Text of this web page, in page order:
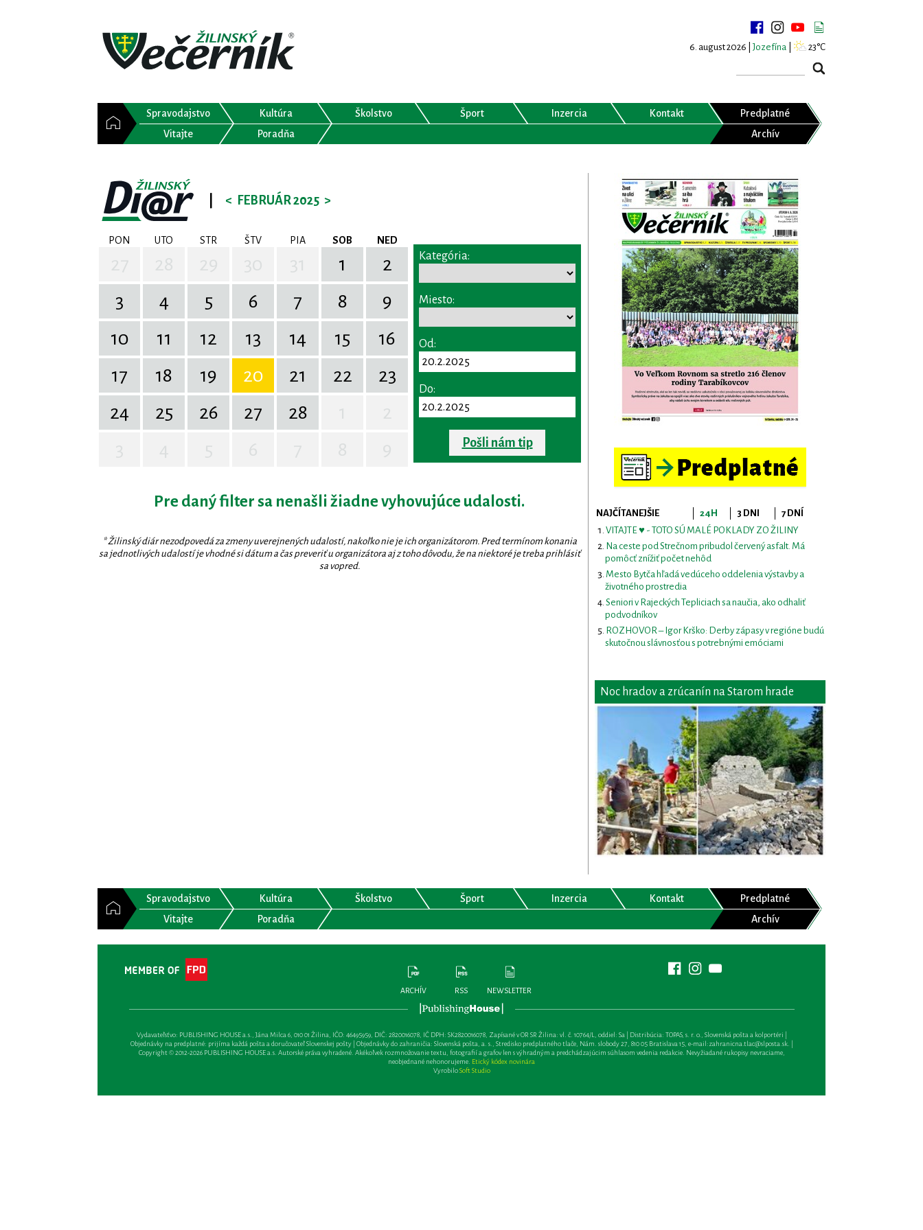
6. august 2026 | Jozefína 23°C
Spravodajstvo Kultúra Školstvo Šport Inzercia Kontakt
Predplatné
Vitajte
Poradňa Archív
< FEBRUÁR 2025 >
PON UTO STR ŠTV PIA SOB NED
1
2
3
4 5 6 7 8
9
10
11 12 13 14 15
16
17
18 19 20 21 22
23
24
25 26 27 28
Kategória:
Miesto:
Od:
Do:
Pošli nám tip
Pre daný filter sa nenašli žiadne vyhovujúce udalosti.
* Žilinský diár nezodpovedá za zmeny uverejnených udalostí, nakoľko nie je ich organizátorom. Pred termínom konania
sa jednotlivých udalostí je vhodné si dátum a čas preveriť u organizátora aj z toho dôvodu, že na niektoré je treba prihlásiť
sa vopred.
NAJČÍTANEJŠIE 24H 3 DNI
7 DNÍ
VITAJTE ♥ - TOTO SÚ MALÉ POKLADY ZO ŽILINY
Na ceste pod Strečnom pribudol červený asfalt. Má
pomôcť znížiť počet nehôd
Mesto Bytča hľadá vedúceho oddelenia výstavby a
životného prostredia
Seniori v Rajeckých Tepliciach sa naučia, ako odhaliť
podvodníkov
ROZHOVOR – Igor Krško: Derby zápasy v regióne budú
skutočnou slávnosťou s potrebnými emóciami
Noc hradov a zrúcanín na Starom hrade
Spravodajstvo Kultúra Školstvo Šport Inzercia Kontakt
Predplatné
Vitajte
Poradňa Archív
ARCHÍV RSS NEWSLETTER
Vydavateľsťvo: PUBLISHING HOUSE a.s., Jána Milca 6, 010 01 Žilina, IČO: 46495959, DIČ: 2820016078, IČ DPH: SK2820016078, Zapísané v OR SR Žilina: vl. č. 10764/L, oddiel: Sa | Distribúcia: TOPAS, s. r. o., Slovenská pošta a kolportéri |
Objednávky na predplatné: prijíma každá pošta a doručovateľ Slovenskej pošty | Objednávky do zahraničia: Slovenská pošta, a. s., Stredisko predplatného tlače, Nám. slobody 27, 810 05 Bratislava 15, e-mail:zahranicna.tlac@slposta.sk. |
Copyright © 2012-2026 PUBLISHING HOUSE a.s. Autorské práva vyhradené. Akékoľvek rozmnožovanie textu, fotografií a grafov len s výhradným a predchádzajúcim súhlasom vedenia redakcie. Nevyžiadané rukopisy nevraciame,
neobjednané nehonorujeme. Etický kódex novinára
VyrobiloSoft Studio